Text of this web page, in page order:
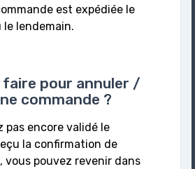
est expédiée le
le lendemain.
pour annuler /
commande ?
pas encore validé le
la confirmation de
vous pouvez revenir dans